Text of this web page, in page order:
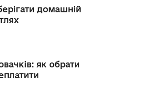
домашній
як обрати